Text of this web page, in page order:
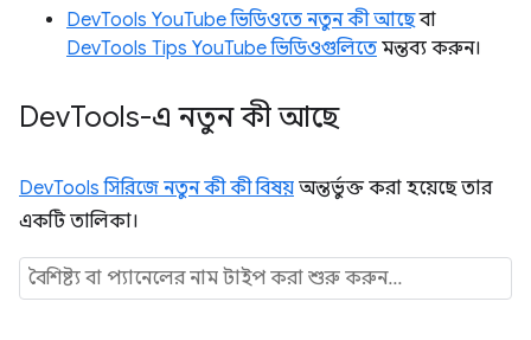
DevTools YouTube ভিডিওতে নতুন কী আছেবা
DevTools Tips YouTube ভিডিওগুলিতে মন্তব্য করুন।
DevTools-এ নতুন কী আছে
DevTools সিরিজে নতুন কী কী বিষয় অন্তর্ভুক্ত করা হয়েছে তার
একটি তালিকা।